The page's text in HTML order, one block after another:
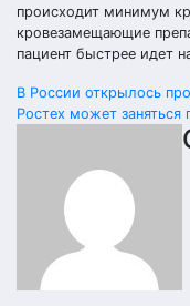
происходит минимум
кровезамещающие
пациент быстрее идет
записям
В России открылось
Ростех может